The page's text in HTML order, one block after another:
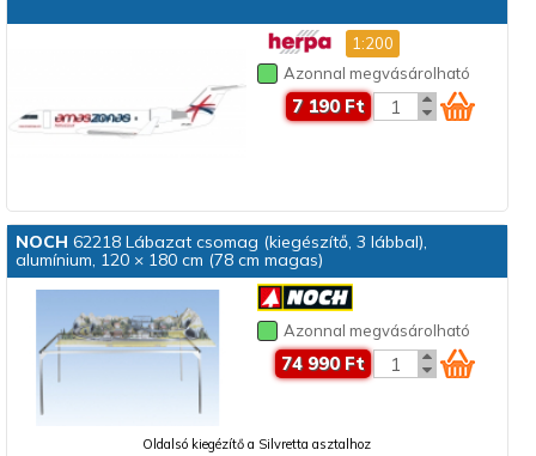
1:200
Azonnal megvásárolható
7 190 Ft
NOCH 62218 Lábazat csomag (kiegészítő, 3 lábbal),
alumínium, 120 × 180 cm (78 cm magas)
Azonnal megvásárolható
74 990 Ft
Oldalsó kiegézítő a Silvretta asztalhoz